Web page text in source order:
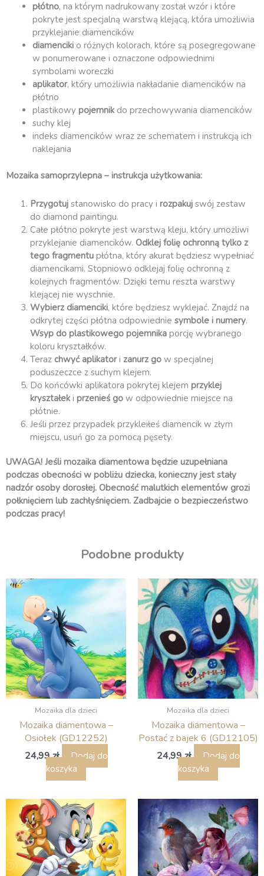
(GD12284)
płótno, na którym nadrukowany został wzór i które
pokryte jest specjalną warstwą klejącą, która umożliwia
przyklejanie diamencików
diamenciki o różnych kolorach, które są posegregowane
w ponumerowane i oznaczone odpowiednimi
symbolami woreczki
aplikator, który umożliwia nakładanie diamencików na
płótno
plastikowy pojemnik do przechowywania diamencików
suchy klej
indeks diamencików wraz ze schematem i instrukcją ich
naklejania
Mozaika samoprzylepna – instrukcja użytkowania:
Przygotujstanowisko do pracy irozpakuj swój zestaw
do diamond paintingu.
Całe płótno pokryte jest warstwą kleju, który umożliwi
przyklejanie diamencików. Odklej folię ochronną tylko z
tego fragmentu płótna, który akurat będziesz wypełniać
diamencikami. Stopniowo odklejaj folię ochronną z
kolejnych fragmentów. Dzięki temu reszta warstwy
klejącej nie wyschnie.
Wybierz diamenciki, które będziesz wyklejać. Znajdź na
odkrytej części płótna odpowiedniesymbole i numery.
Wsyp do plastikowego pojemnika porcję wybranego
koloru kryształków.
Teraz chwyć aplikatori zanurz gow specjalnej
poduszeczce z suchym klejem.
Do końcówki aplikatora pokrytej klejemprzyklej
kryształekiprzenieś go w odpowiednie miejsce na
płótnie.
Jeśli przez przypadek przykleiłeś diamencik w złym
miejscu, usuń go za pomocą pęsety.
UWAGA! Jeśli mozaika diamentowa będzie uzupełniana
podczas obecności w pobliżu dziecka, konieczny jest stały
nadzór osoby dorosłej. Obecność malutkich elementów grozi
połknięciem lub zachłyśnięciem. Zadbajcie o bezpieczeństwo
podczas pracy!
Podobne produkty
Mozaika dla dzieci
Mozaika diamentowa –
Osiołek (GD12252)
24,99zł
Dodaj do
koszyka
Mozaika dla dzieci
Mozaika diamentowa –
Postać z bajek 6 (GD12105)
24,99zł
Dodaj do
koszyka